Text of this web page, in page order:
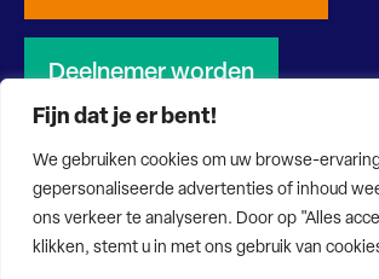
Fijn dat je er bent!
We gebruiken cookies om uw browse-
gepersonaliseerde advertenties of inhoud
ons verkeer te analyseren. Door op "Alles
klikken, stemt u in met ons gebruik van
Deelnemer worden
© 2026 Energy Storage NL Privacy